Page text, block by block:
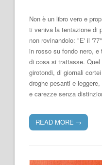
Non è un libro vero e
ti veniva la tentazione di
non rovinandolo: "E' il
in rosso su fondo nero,
di cosa si trattasse.
girotondi, di giornali
droghe pesanti e
e carezze senza
READ MORE →